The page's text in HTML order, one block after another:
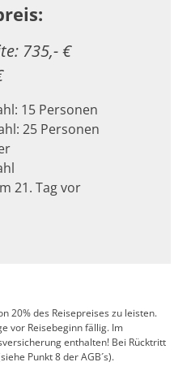
735,- €
15 Personen
25 Personen
21. Tag vor
20% des Reisepreises zu leisten.
vor Reisebeginn fällig. Im
enthalten! Bei Rücktritt
Punkt 8 der AGB´s).